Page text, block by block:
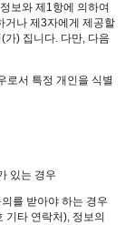
보와 제1항에 의하여
거나 제3자에게 제공할
가) 집니다. 다만, 다음
로서 특정 개인을 식별
있는 경우
를 받아야 하는 경우
기타 연락처), 정보의